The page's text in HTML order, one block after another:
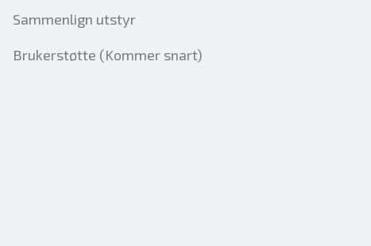
Sammenlign utstyr
Brukerstøtte (Kommer snart)